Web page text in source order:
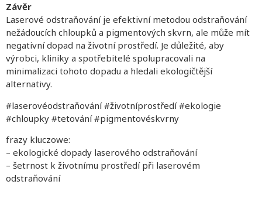
Závěr
Laserové odstraňování je efektivní metodou odstraňování
nežádoucích chloupků a pigmentových skvrn, ale může mít
negativní dopad na životní prostředí. Je důležité, aby
výrobci, kliniky a spotřebitelé spolupracovali na
minimalizaci tohoto dopadu a hledali ekologičtější
alternativy.
#laserovéodstraňování #životníprostředí #ekologie
#chloupky #tetování #pigmentovéskvrny
frazy kluczowe:
– ekologické dopady laserového odstraňování
– šetrnost k životnímu prostředí při laserovém
odstraňování